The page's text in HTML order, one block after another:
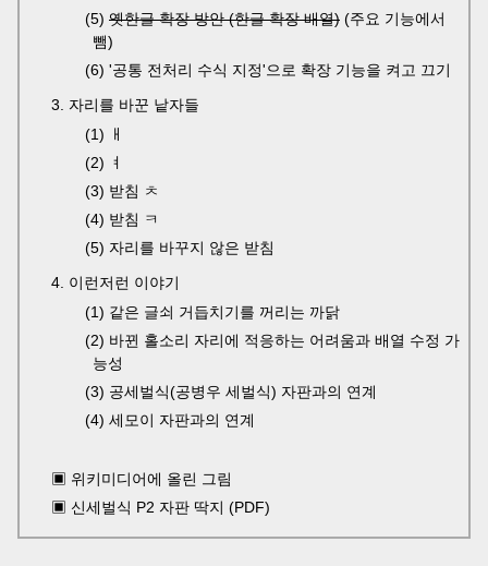
(5) 옛한글 확장 방안 (한글 확장 배열) (주요 기능에서
뺌)
(6) '공통 전처리 수식 지정'으로 확장 기능을 켜고 끄기
3. 자리를 바꾼 낱자들
(1) ㅐ
(2) ㅕ
(3) 받침 ㅊ
(4) 받침 ㅋ
(5) 자리를 바꾸지 않은 받침
4. 이런저런 이야기
(1) 같은 글쇠 거듭치기를 꺼리는 까닭
(2) 바뀐 홀소리 자리에 적응하는 어려움과 배열 수정 가
능성
(3) 공세벌식(공병우 세벌식) 자판과의 연계
(4) 세모이 자판과의 연계
▣ 위키미디어에 올린 그림
▣ 신세벌식 P2 자판 딱지 (PDF)